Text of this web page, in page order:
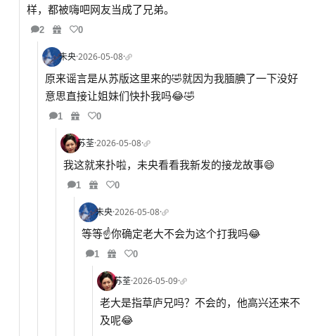
样，都被嗨吧网友当成了兄弟。
2 0
未央·2026-05-08·
原来谣言是从苏版这里来的🤣就因为我腼腆了一下没好
意思直接让姐妹们快扑我吗😂🤣
1 0
苏荃·2026-05-08·
我这就来扑啦，未央看看我新发的接龙故事😄
1 0
未央·2026-05-08·
等等☝️你确定老大不会为这个打我吗😂
1 0
苏荃·2026-05-09·
老大是指草庐兄吗？不会的，他高兴还来不
及呢😂